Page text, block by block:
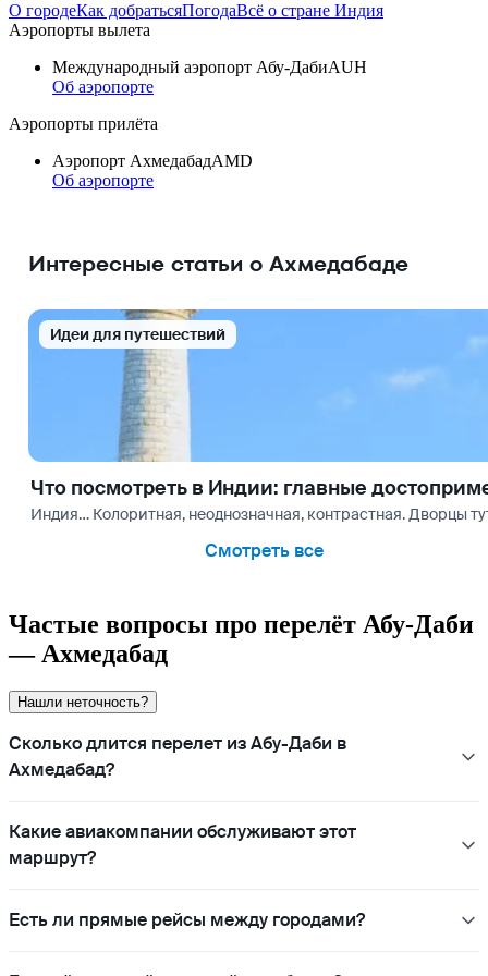
О городеКак добратьсяПогодаВсё о стране Индия
Аэропорты вылета
Международный аэропорт Абу-ДабиAUH
Об аэропорте
Аэропорты прилёта
Аэропорт АхмедабадAMD
Об аэропорте
Интересные статьи о Ахмедабаде
Идеи для путешествий
Что посмотреть в Индии: главные
Индия… Колоритная, неоднозначная, контрастная. Дворцы
Смотреть все
Частые вопросы про перелёт Абу-Даби
— Ахмедабад
Нашли неточность?
Сколько длится перелет из Абу-Даби в
Ахмедабад?
Какие авиакомпании обслуживают этот
маршрут?
Есть ли прямые рейсы между городами?